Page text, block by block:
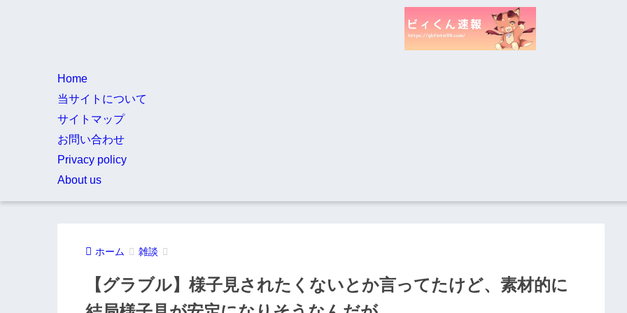
Home
当サイトについて
サイトマップ
お問い合わせ
Privacy policy
About us
ホーム 雑談
【グラブル】様子見されたくないとか言ってたけど、素材的に